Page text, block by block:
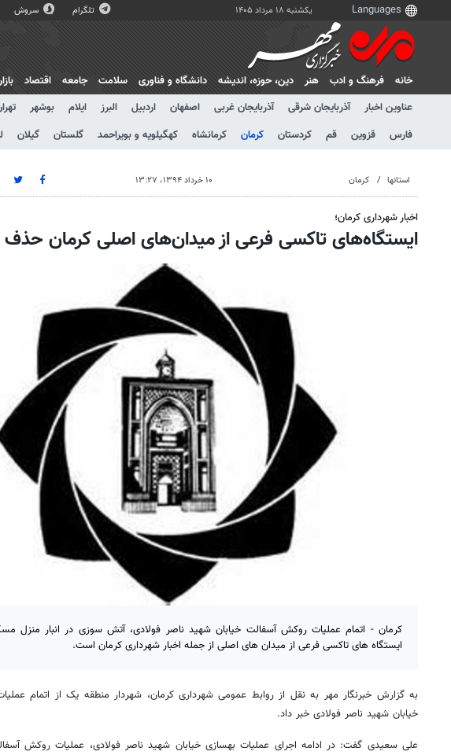
یکشنبه ۱۸ مرداد ۱۴۰۵ تلگرام سروش
خانه فرهنگ و ادب هنر دين، حوزه، انديشه دانشگاه و فناوری سلامت جامعه اقتصاد
عناوین اخبار
آذربایجان شرقی آذربایجان غربی اصفهان اردبیل البرز ایلام بوشهر
فارس
قزوین قم کردستان کرمان کرمانشاه کهگیلویه و بویراحمد گلستان گیلان
استانها کرمان ۱۰ خرداد ۱۳۹۴، ۱۳:۲۷
اخبار شهرداری کرمان؛
ایستگاه‌های تاکسی فرعی از میدان‌های اصلی کرمان
کرمان - اتمام عملیات روکش آسفالت خیابان شهید ناصر فولادی، آتش سوزی در انبار منزل
ایستگاه های تاکسی فرعی از میدان های اصلی از جمله اخبار شهرداری کرمان است.
به گزارش خبرنگار مهر به نقل از روابط عمومی شهرداری کرمان، شهردار منطقه یک از اتمام
خیابان شهید ناصر فولادی خبر داد.
علی سعیدی گفت: در ادامه اجرای عملیات بهسازی خیابان شهید ناصر فولادی، عملیات روکش